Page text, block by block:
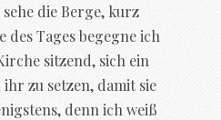
die Berge, kurz
Tages begegne ich
sitzend, sich ein
zu setzen, damit sie
denn ich weiß